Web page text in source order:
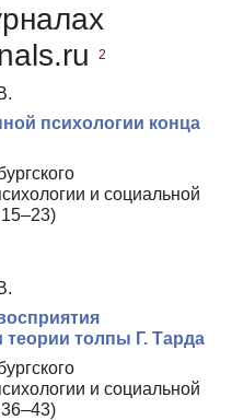
2
психологии конца
и социальной
толпы Г. Тарда
и социальной